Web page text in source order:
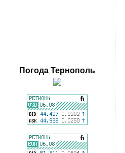
Погода Тернополь